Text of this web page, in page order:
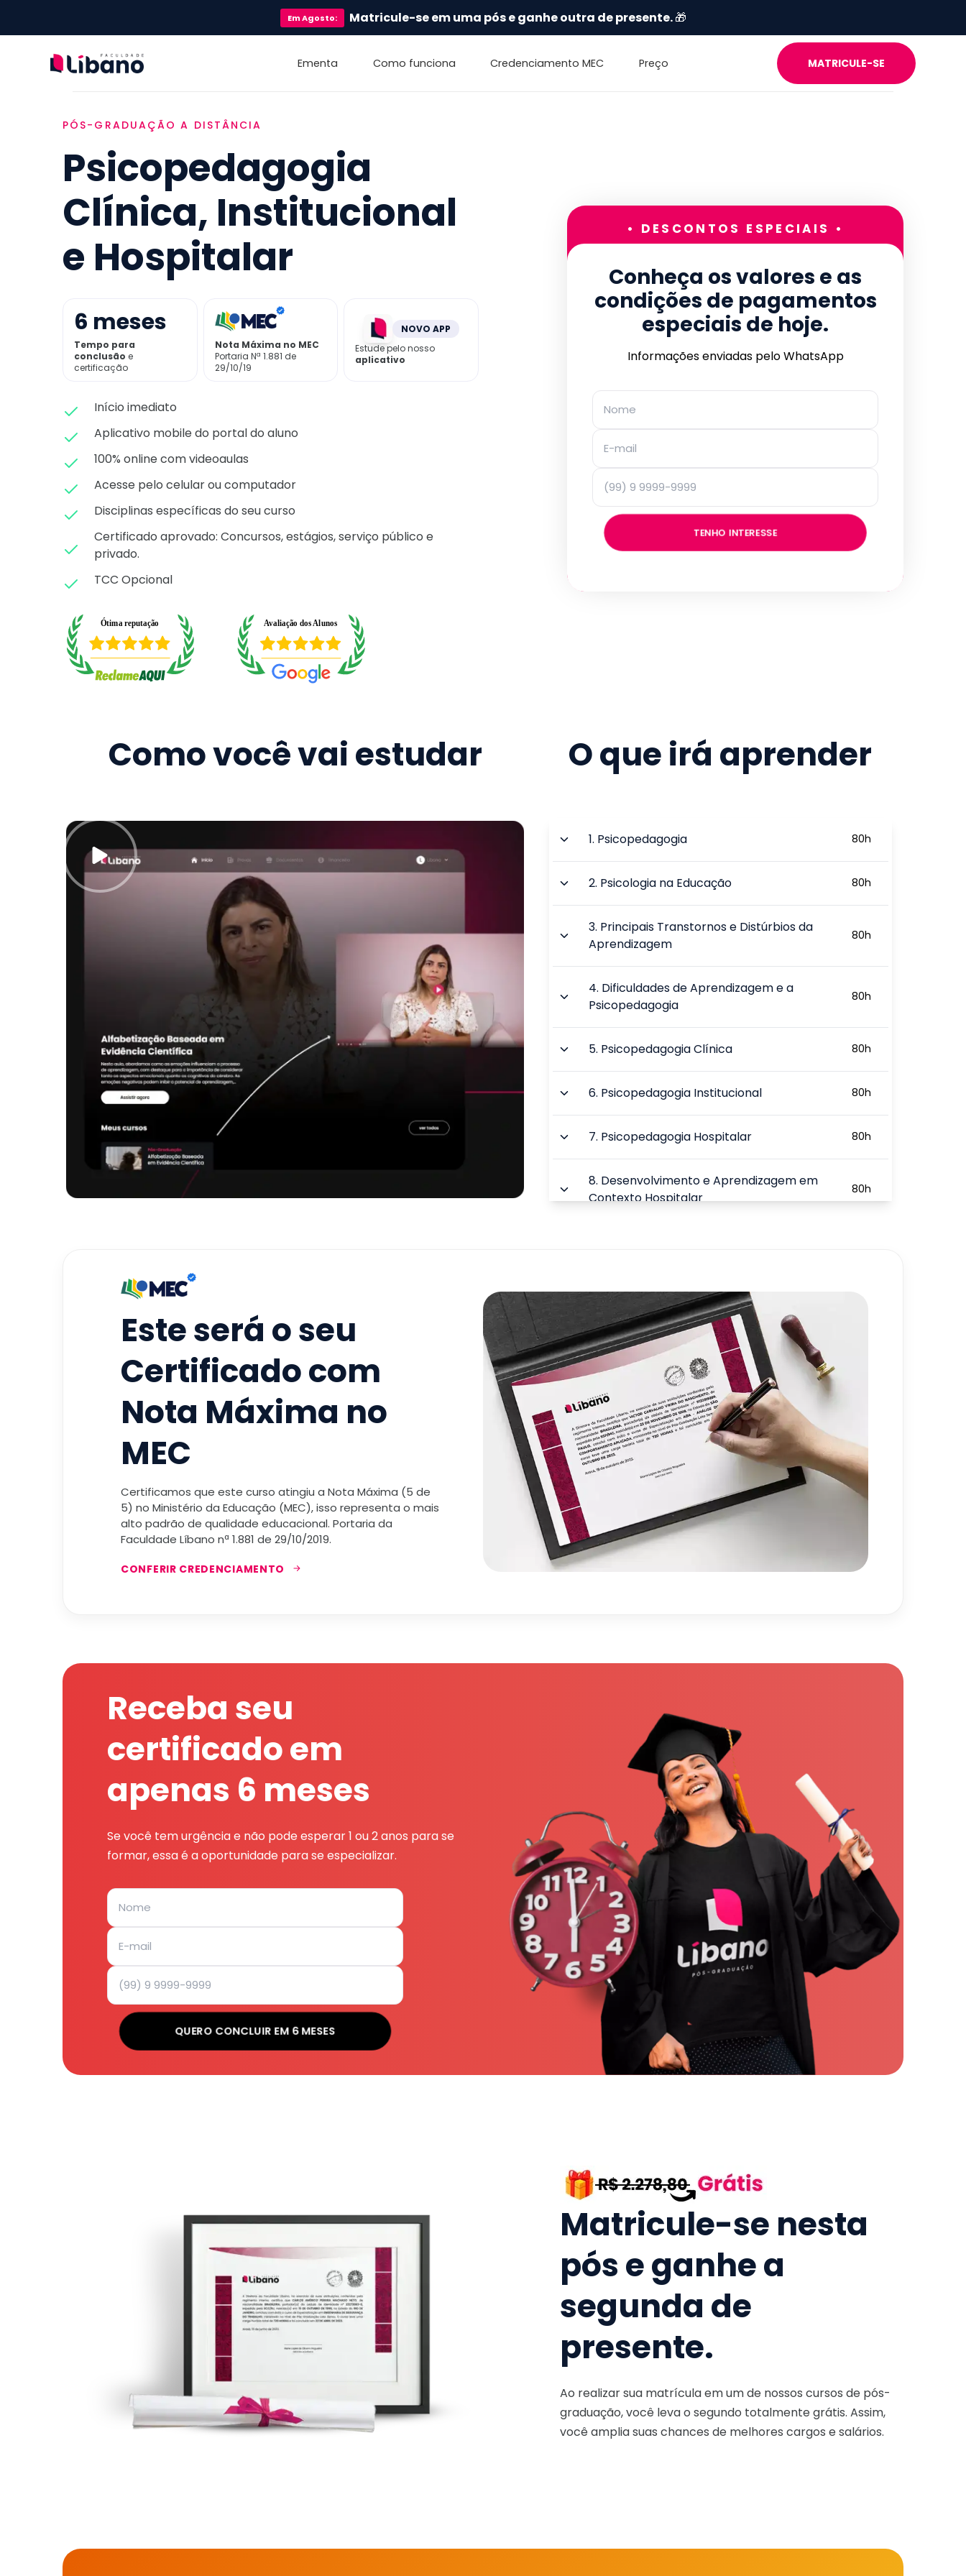
EmAgosto: Matricule-se em uma pós e ganhe outra de presente.🎁
Ementa Como funciona Credenciamento MEC Preço MATRICULE-SE
PÓS-GRADUAÇÃO A DISTÂNCIA
Psicopedagogia
Clínica, Institucional
e Hospitalar
6 meses
Tempo para
conclusão e
certificação
Nota Máxima no MEC
Portaria Nª 1.881 de
29/10/19
NOVO APP
Estude pelo nosso
aplicativo
Início imediato
Aplicativo mobile do portal do aluno
100% online com videoaulas
Acesse pelo celular ou computador
Disciplinas específicas do seu curso
Certificado aprovado: Concursos, estágios, serviço público e
privado.
TCC Opcional
• DESCONTOS ESPECIAIS •
Conheça os valores e as
condições de pagamentos
especiais de hoje.
Informações enviadas pelo WhatsApp
TENHO INTERESSE
Como você vai estudar O que irá aprender
1. Psicopedagogia 80h
2. Psicologia na Educação 80h
3. Principais Transtornos e Distúrbios da
Aprendizagem
80h
4. Dificuldades de Aprendizagem e a
Psicopedagogia
80h
5. Psicopedagogia Clínica 80h
6. Psicopedagogia Institucional 80h
7. Psicopedagogia Hospitalar 80h
8. Desenvolvimento e Aprendizagem em
Contexto Hospitalar
80h
Este será o seu
Certificado com
Nota Máxima no
MEC
Certificamos que este curso atingiu a Nota Máxima (5 de
5) no Ministério da Educação (MEC), isso representa o mais
alto padrão de qualidade educacional. Portaria da
Faculdade Líbano nª 1.881 de 29/10/2019.
CONFERIR CREDENCIAMENTO
Receba seu
certificado em
apenas 6 meses
Se você tem urgência e não pode esperar 1 ou 2 anos para se
formar, essa é a oportunidade para se especializar.
QUERO CONCLUIR EM 6 MESES
Matricule-se nesta
pós e ganhe a
segunda de
presente.
Ao realizar sua matrícula em um de nossos cursos de pós-
graduação, você leva o segundo totalmente grátis. Assim,
você amplia suas chances de melhores cargos e salários.